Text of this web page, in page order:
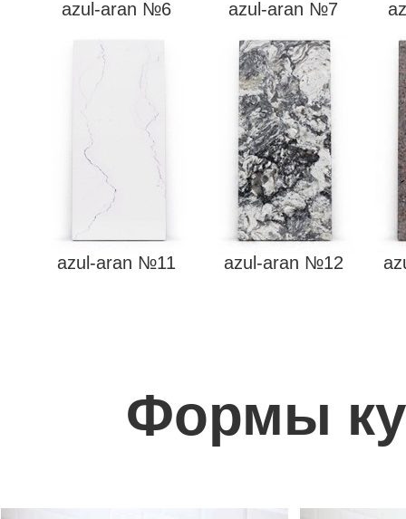
azul-aran №6
azul-aran №11
azul-aran №7
azul-aran №12
Формы